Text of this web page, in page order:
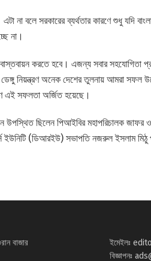
বলে সরকারের ব্যর্থতার কারণে শুধু যদি
না।
করতে হবে। এজন্য সবার সহযোগিতা
নিয়ন্ত্রণ অনেক দেশের তুলনায় আমরা সফল
এই সফলতা অর্জিত হয়েছে।
উপস্থিত ছিলেন পিআইবির মহাপরিচালক জাফর
ইউনিটি (ডিআরইউ) সভাপতি নজরুল ইসলাম
বাজার
ইমেইলঃ
বিজ্ঞাপনঃ